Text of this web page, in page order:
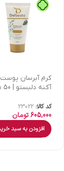
كرم آبرسان
آکنه دلبستو | 50 میل
کد کالا: 23022
605,000تومان
افزودن به سبد